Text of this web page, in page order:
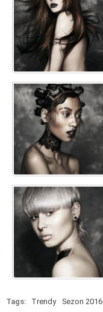
Tags: Trendy Sezon 2016